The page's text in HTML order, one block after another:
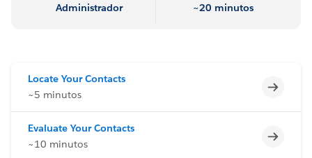
Administrador ~20 minutos
Locate Your Contacts
~5 minutos
Evaluate Your Contacts
~10 minutos